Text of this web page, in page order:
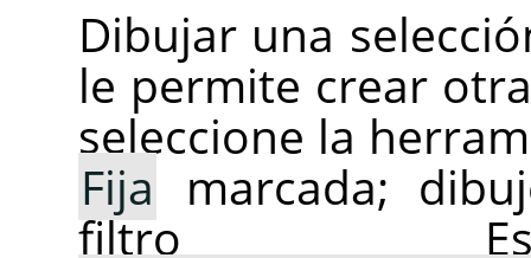
Dibujar una
le permite crear
seleccione la
Fija marcada;
filtro